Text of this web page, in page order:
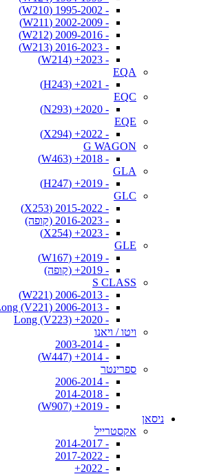
- 1995-2002 (W210)
- 2002-2009 (W211)
- 2009-2016 (W212)
- 2016-2023 (W213)
- 2023+ (W214)
EQA
- 2021+ (H243)
EQC
- 2020+ (N293)
EQE
- 2022+ (X294)
G WAGON
- 2018+ (W463)
GLA
- 2019+ (H247)
GLC
- 2015-2022 (X253)
- 2016-2023 (קופה)
- 2023+ (X254)
GLE
- 2019+ (W167)
- 2019+ (קופה)
S CLASS
- 2006-2013 (W221)
- 2006-2013 Long (V221)
- 2020+ Long (V223)
ויטו / ויאנו
- 2003-2014
- 2014+ (W447)
ספרינטר
- 2006-2014
- 2014-2018
- 2019+ (W907)
ניסאן
אקסטרייל
- 2014-2017
- 2017-2022
- 2022+